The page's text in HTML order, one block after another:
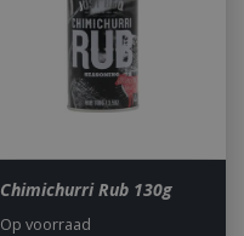
Chimichurri Rub 130g
Op voorraad